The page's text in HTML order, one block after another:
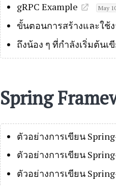
gRPC Example May
ขั้นตอนการสร้างและใช้ง
ถึงน้อง ๆ ที่กำลังเริ่มต้นเ
Spring
ตัวอย่างการเขียน
ตัวอย่างการเขียน
ตัวอย่างการเขียน